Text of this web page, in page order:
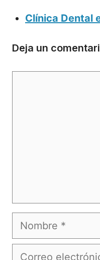
Clínica Dental
Deja un
Nombre
Correo